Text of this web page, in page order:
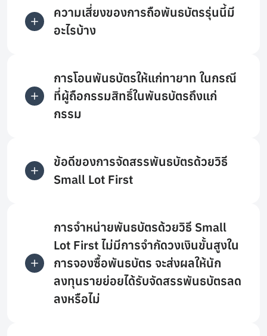
ความเสี่ยงของการถือพันธบัตรรุ่นนี้มี
อะไรบ้าง
การโอนพันธบัตรให้แก่ทายาท ในกรณี
ที่ผู้ถือกรรมสิทธิ์ในพันธบัตรถึงแก่
กรรม
ข้อดีของการจัดสรรพันธบัตรด้วยวิธี
Small Lot First
การจำหน่ายพันธบัตรด้วยวิธี Small
Lot First ไม่มีการจำกัดวงเงินขั้นสูงใน
การจองซื้อพันธบัตร จะส่งผลให้นัก
ลงทุนรายย่อยได้รับจัดสรรพันธบัตรลด
ลงหรือไม่